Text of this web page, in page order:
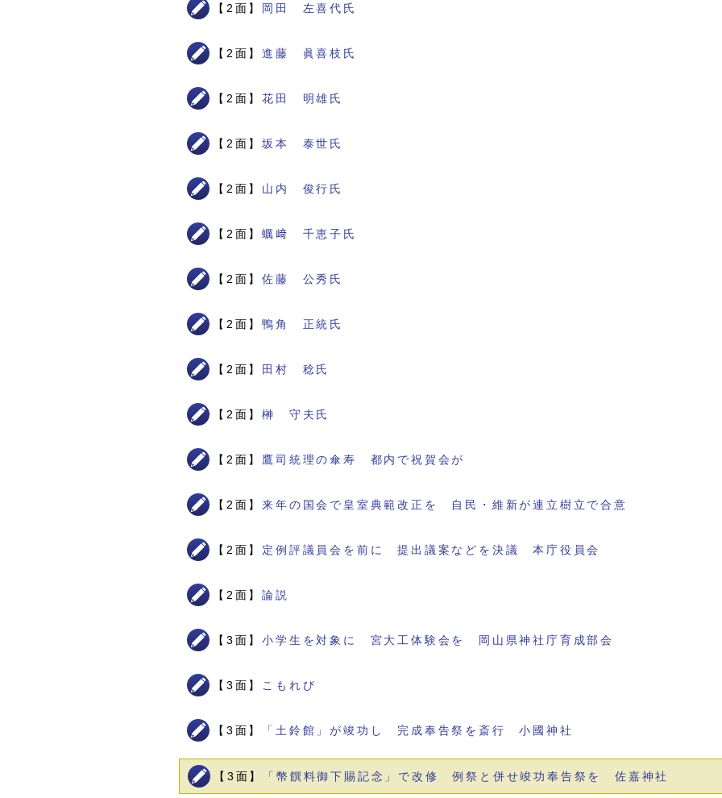
【2面】 岡田 左喜代氏
【2面】進藤 眞喜枝氏
【2面】花田 明雄氏
【2面】坂本 泰世氏
【2面】 山内 俊行氏
【2面】蠣﨑 千恵子氏
【2面】佐藤 公秀氏
【2面】鴨角 正統氏
【2面】 田村 稔氏
【2面】榊 守夫氏
【2面】 鷹司統理の傘寿 都内で祝賀会が
【2面】来年の国会で皇室典範改正を 自民・維新が連立樹立で合意
【2面】 定例評議員会を前に 提出議案などを決議 本庁役員会
【2面】論説
【3面】小学生を対象に 宮大工体験会を 岡山県神社庁育成部会
【3面】 こもれび
【3面】 「土鈴館」が竣功し 完成奉告祭を斎行 小國神社
【3面】 「幣饌料御下賜記念」で改修 例祭と併せ竣功奉告祭を 佐嘉神社